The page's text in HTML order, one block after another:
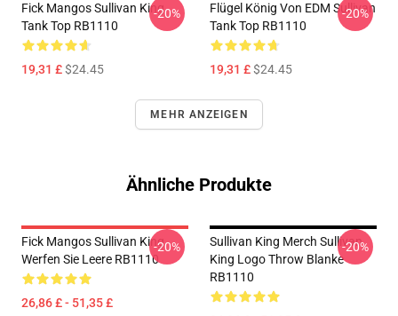
Fick Mangos Sullivan King
Tank Top RB1110
19,31 £$24.45
-20%
Flügel König Von EDM Sullivan
Tank Top RB1110
19,31 £$24.45
-20%
MEHR ANZEIGEN
Ähnliche Produkte
Fick Mangos Sullivan King
Werfen Sie Leere RB1110
26,86 £ - 51,35 £
-20%
Sullivan King Merch Sullivan
King Logo Throw Blanke
RB1110
-20%